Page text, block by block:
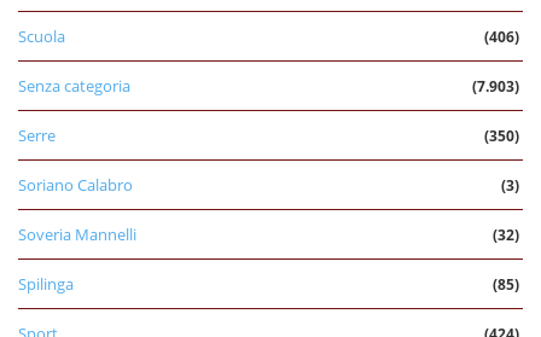
Scuola (406)
Senza categoria (7.903)
Serre (350)
Soriano Calabro (3)
Soveria Mannelli (32)
Spilinga (85)